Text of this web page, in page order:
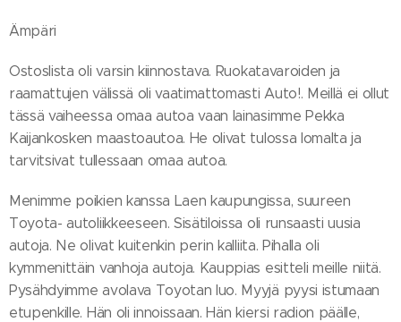
Ämpäri
Ostoslista oli varsin kiinnostava. Ruokatavaroiden ja
raamattujen välissä oli vaatimattomasti Auto!. Meillä ei ollut
tässä vaiheessa omaa autoa vaan lainasimme Pekka
Kaijankosken maastoautoa. He olivat tulossa lomalta ja
tarvitsivat tullessaan omaa autoa.
Menimme poikien kanssa Laen kaupungissa, suureen
Toyota- autoliikkeeseen. Sisätiloissa oli runsaasti uusia
autoja. Ne olivat kuitenkin perin kalliita. Pihalla oli
kymmenittäin vanhoja autoja. Kauppias esitteli meille niitä.
Pysähdyimme avolava Toyotan luo. Myyjä pyysi istumaan
etupenkille. Hän oli innoissaan. Hän kiersi radion päälle,